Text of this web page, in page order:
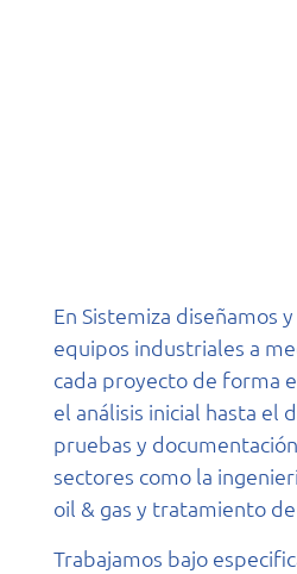
En Sistemiza diseñamos
equipos industriales a
cada proyecto de forma
el análisis inicial hasta el
pruebas y
sectores como la
oil & gas y tratamiento de
Trabajamos bajo